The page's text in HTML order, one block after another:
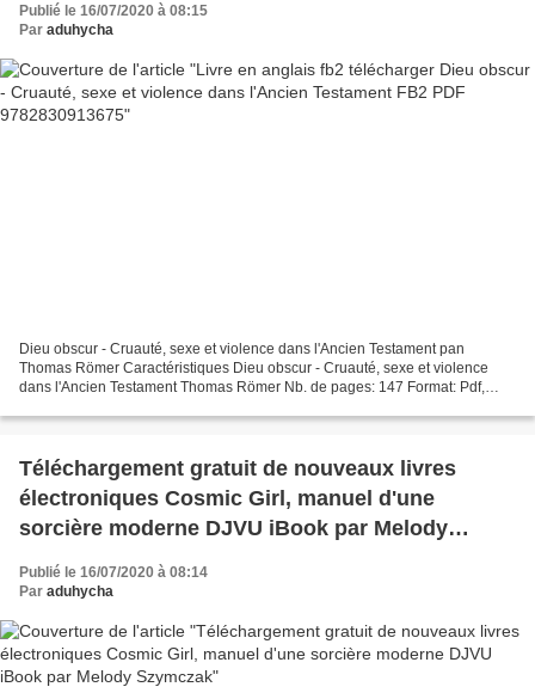
Publié le 16/07/2020 à 08:15
Par aduhycha
Dieu obscur - Cruauté, sexe et violence dans l'Ancien Testament pan
Thomas Römer Caractéristiques Dieu obscur - Cruauté, sexe et violence
dans l'Ancien Testament Thomas Römer Nb. de pages: 147 Format: Pdf,
Téléchargement gratuit de nouveaux livres
électroniques Cosmic Girl, manuel d'une
sorcière moderne DJVU iBook par Melody
Szymczak
Publié le 16/07/2020 à 08:14
Par aduhycha